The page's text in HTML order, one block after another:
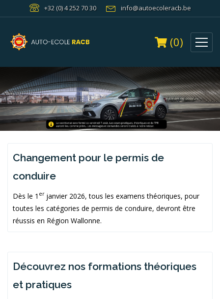
+32 (0) 4 252 70 30 info@autoecoleracb.be
(0)
Changement pour le permis de
conduire
Dès le 1 erjanvier 2026, tous les examens théoriques, pour
toutes les catégories de permis de conduire, devront être
réussis en Région Wallonne.
Découvrez nos formations théoriques
et pratiques